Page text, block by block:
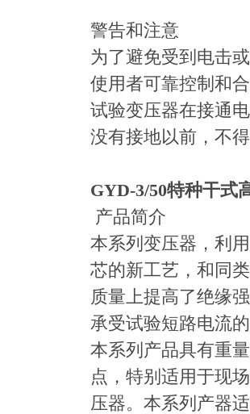
警告和注意
为了避免受到电击
使用者可靠控制和
试验变压器在接通
没有接地以前，不
GYD-3/50特种干式
产品简介
本系列变压器，利
芯的新工艺，和同
质量上提高了绝缘
承受试验短路电流
本系列产品具有重
点，特别适用于现
压器。本系列产器